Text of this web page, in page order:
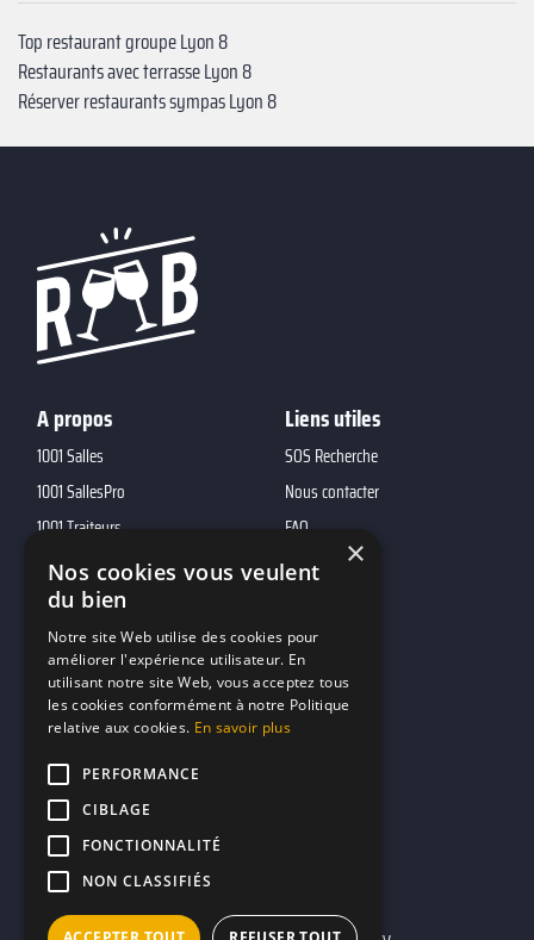
Top restaurant groupe Lyon 8
Restaurants avec terrasse Lyon 8
Réserver restaurants sympas Lyon 8
A propos
1001 Salles
1001 SallesPro
1001 Traiteurs
1001 DJ
10h01
MP2
Liens utiles
SOS Recherche
Nous contacter
FAQ
Contacts
marketing@reserverunbar.fr
11 rue Maurice Grandcoing
94200 Ivry-sur-Seine
×
Nos cookies vous veulent
du bien
Notre site Web utilise des cookies pour
améliorer l'expérience utilisateur. En
utilisant notre site Web, vous acceptez tous
les cookies conformément à notre Politique
relative aux cookies. En savoir plus
PERFORMANCE
CIBLAGE
FONCTIONNALITÉ
NON CLASSIFIÉS